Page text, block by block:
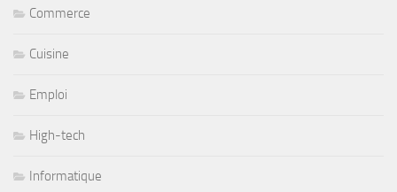
Commerce
Cuisine
Emploi
High-tech
Informatique